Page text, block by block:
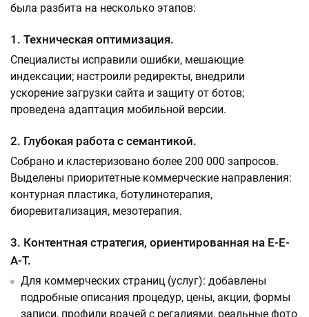
была разбита на несколько этапов:
1. Техническая оптимизация.
Специалисты исправили ошибки, мешающие
индексации; настроили редиректы, внедрили
ускорение загрузки сайта и защиту от ботов;
проведена адаптация мобильной версии.
2. Глубокая работа с семантикой.
Собрано и кластеризовано более 200 000 запросов.
Выделены приоритетные коммерческие направления:
контурная пластика, ботулинотерапия,
биоревитализация, мезотерапия.
3. Контентная стратегия, ориентированная на E-E-
A-T.
Для коммерческих страниц (услуг): добавлены
подробные описания процедур, цены, акции, формы
записи, профили врачей с регалиями, реальные фото